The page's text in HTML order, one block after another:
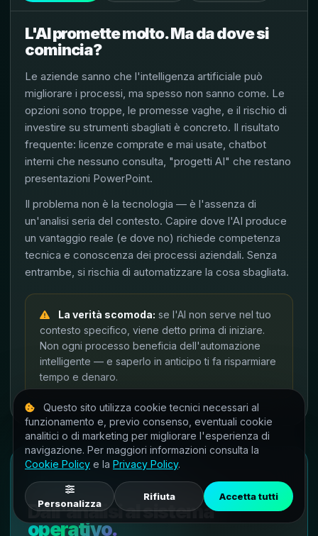
L'AI promette molto. Ma da dove si
comincia?
Le aziende sanno che l'intelligenza artificiale può
migliorare i processi, ma spesso non sanno come. Le
opzioni sono troppe, le promesse vaghe, e il rischio di
investire su strumenti sbagliati è concreto. Il risultato
frequente: licenze comprate e mai usate, chatbot
interni che nessuno consulta, "progetti AI" che restano
presentazioni PowerPoint.
Il problema non è la tecnologia — è l'assenza di
un'analisi seria del contesto. Capire dove l'AI produce
un vantaggio reale (e dove no) richiede competenza
tecnica e conoscenza dei processi aziendali. Senza
entrambe, si rischia di automatizzare la cosa sbagliata.
La verità scomoda: se l'AI non serve nel tuo
contesto specifico, viene detto prima di iniziare.
Non ogni processo beneficia dell'automazione
intelligente — e saperlo in anticipo ti fa risparmiare
tempo e denaro.
Dall'analisi al sistema
operativo.
Questo sito utilizza cookie tecnici necessari al
funzionamento e, previo consenso, eventuali cookie
analitici o di marketing per migliorare l'esperienza di
navigazione. Per maggiori informazioni consulta la
Cookie Policy e la Privacy Policy.
Personalizza
Rifiuta Accetta tutti